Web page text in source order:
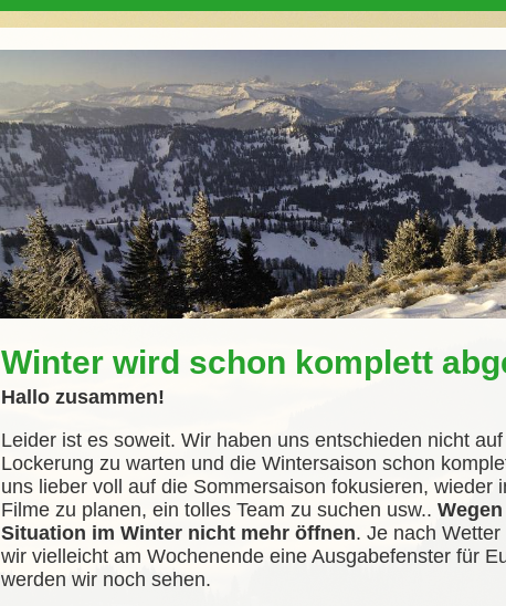
Winter wird schon komplett
Hallo zusammen!
Leider ist es soweit. Wir haben uns entschieden nicht
Lockerung zu warten und die Wintersaison schon
uns lieber voll auf die Sommersaison fokusieren, wieder
Filme zu planen, ein tolles Team zu suchen usw..
Situation im Winter nicht mehr öffnen. Je nach
wir vielleicht am Wochenende eine Ausgabefenster für
werden wir noch sehen.